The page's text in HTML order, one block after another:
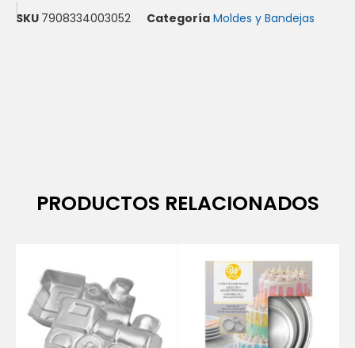
SKU 7908334003052 Categoría Moldes y Bandejas
PRODUCTOS RELACIONADOS